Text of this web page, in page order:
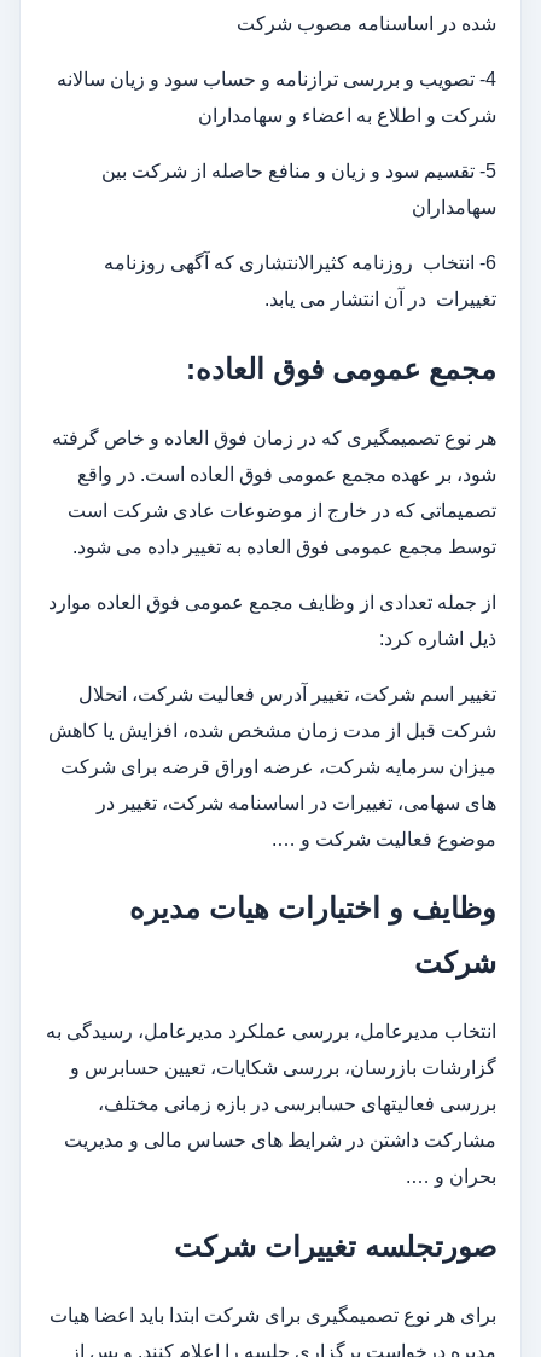
شده در اساسنامه مصوب شرکت
4- تصویب و بررسی ترازنامه و حساب سود و زیان سالانه
شرکت و اطلاع به اعضاء و سهامداران
5- تقسیم سود و زیان و منافع حاصله از شرکت بین
سهامداران
6- انتخاب روزنامه کثیرالانتشاری که آگهی روزنامه
تغییرات در آن انتشار می یابد.
مجمع عمومی فوق العاده:
هر نوع تصمیمگیری که در زمان فوق العاده و خاص گرفته
شود، بر عهده مجمع عمومی فوق العاده است. در واقع
تصمیماتی که در خارج از موضوعات عادی شرکت است
توسط مجمع عمومی فوق العاده به تغییر داده می شود.
از جمله تعدادی از وظایف مجمع عمومی فوق العاده موارد
ذیل اشاره کرد:
تغییر اسم شرکت، تغییر آدرس فعالیت شرکت، انحلال
شرکت قبل از مدت زمان مشخص شده، افزایش یا کاهش
میزان سرمایه شرکت، عرضه اوراق قرضه برای شرکت
های سهامی، تغییرات در اساسنامه شرکت، تغییر در
موضوع فعالیت شرکت و ….
وظایف و اختیارات هیات مدیره
شرکت
انتخاب مدیرعامل، بررسی عملکرد مدیرعامل، رسیدگی به
گزارشات بازرسان، بررسی شکایات، تعیین حسابرس و
بررسی فعالیتهای حسابرسی در بازه زمانی مختلف،
مشارکت داشتن در شرایط های حساس مالی و مدیریت
بحران و ….
صورتجلسه تغییرات شرکت
برای هر نوع تصمیمگیری برای شرکت ابتدا باید اعضا هیات
مدیره درخواست برگزاری جلسه را اعلام کنند. و پس از